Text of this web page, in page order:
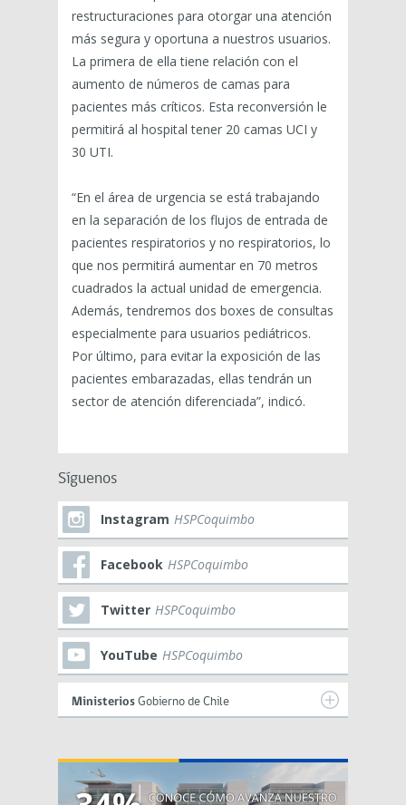
restructuraciones para otorgar una atención
más segura y oportuna a nuestros usuarios.
La primera de ella tiene relación con el
aumento de números de camas para
pacientes más críticos. Esta reconversión le
permitirá al hospital tener 20 camas UCI y
30 UTI.
“En el área de urgencia se está trabajando
en la separación de los flujos de entrada de
pacientes respiratorios y no respiratorios, lo
que nos permitirá aumentar en 70 metros
cuadrados la actual unidad de emergencia.
Además, tendremos dos boxes de consultas
especialmente para usuarios pediátricos.
Por último, para evitar la exposición de las
pacientes embarazadas, ellas tendrán un
sector de atención diferenciada”, indicó.
Síguenos
Instagram HSPCoquimbo
Facebook HSPCoquimbo
Twitter HSPCoquimbo
YouTube HSPCoquimbo
Ministerios Gobierno de Chile